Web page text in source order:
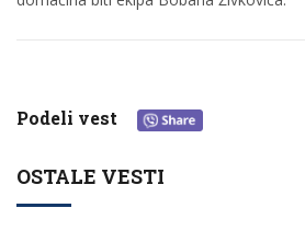
Podeli vest
OSTALE VESTI